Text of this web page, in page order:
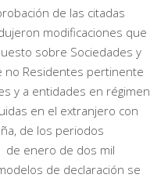
de las citadas
modificaciones que
sobre Sociedades y
no Residentes pertinente
y a entidades en régimen
en el extranjero con
de los periodos
de enero de dos mil
de declaración se